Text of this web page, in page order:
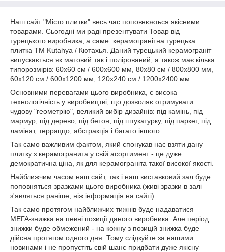
Наш сайт "Місто плитки" весь час поповнюється якісними
товарами. Сьогодні ми раді презентувати Товар від
турецького виробника, а саме: керамогранітна турецька
плитка ТМ Kutahya / Кютахья. Даний турецький керамограніт
випускається як матовий так і полірований, а також має кілька
типорозмірів: 60х60 см / 600х600 мм, 80х80 см / 800х800 мм,
60х120 см / 600х1200 мм, 120х240 см / 1200х2400 мм.
Основними перевагами цього виробника, є висока
технологічність у виробництві, що дозволяє отримувати
чудову "геометрію", великий вибір дизайнів: під камінь, під
мармур, під дерево, під бетон, під штукатурку, під паркет, під
ламінат, терраццо, абстракція і багато іншого.
Так само важливим фактом, який спонукав нас взяти дану
плитку з керамогранита у свій асортимент - це дуже
демократична ціна, як для керамограніта такої високої якості.
Найближчим часом наш сайт, так і наш виставковий зал буде
поповняться зразками цього виробника (живі зразки в залі
з'являться раніше, ніж інформація на сайті).
Так само протягом найближчих тижнів буде надаватися
МЕГА-знижка на певні позиції даного виробника. Але період
знижки буде обмежений - на кожну з позицій знижка буде
дійсна протягом одного дня. Тому слідкуйте за нашими
новинами і не пропустіть свій шанс придбати дуже якісну